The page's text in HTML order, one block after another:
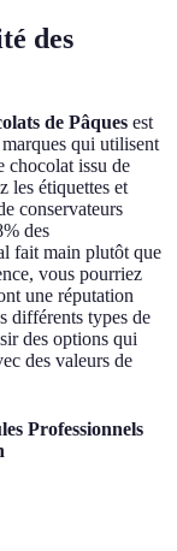
des
de Pâques est
qui utilisent
chocolat issu de
les étiquettes et
conservateurs
des
fait main plutôt que
vous pourriez
une réputation
différents types de
des options qui
des valeurs de
Professionnels